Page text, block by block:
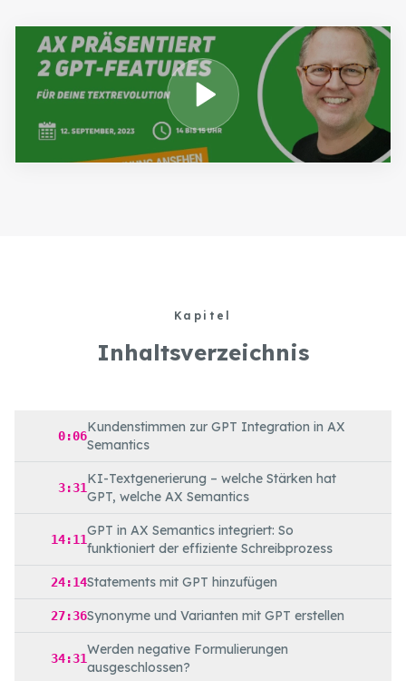
Kapitel
Inhaltsverzeichnis
0:06
Kundenstimmen zur GPT Integration in AX
Semantics
3:31
KI-Textgenerierung – welche Stärken hat
GPT, welche AX Semantics
14:11
GPT in AX Semantics integriert: So
funktioniert der effiziente Schreibprozess
24:14Statements mit GPT hinzufügen
27:36Synonyme und Varianten mit GPT erstellen
34:31
Werden negative Formulierungen
ausgeschlossen?